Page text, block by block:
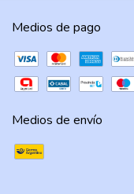
Medios de pago
Medios de envío